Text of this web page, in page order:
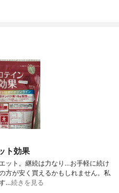
ト効果
ット。継続は力なり…お手軽に続け
方が安く買えるかもしれません。私
…続きを見る